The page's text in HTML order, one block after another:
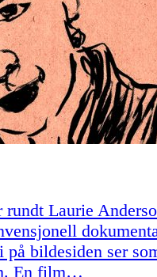
Laurie
på bildesiden ser
En film…